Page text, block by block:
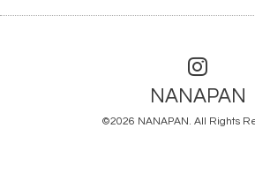
NANAPAN
©2026 NANAPAN . All Rights